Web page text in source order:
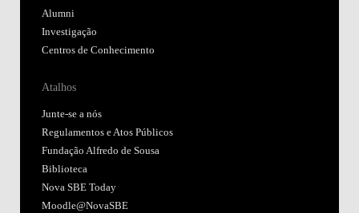
Alumni
Investigação
Centros de Conhecimento
Atalhos
Junte-se a nós
Regulamentos e Atos Públicos
Fundação Alfredo de Sousa
Biblioteca
Nova SBE Today
Moodle@NovaSBE